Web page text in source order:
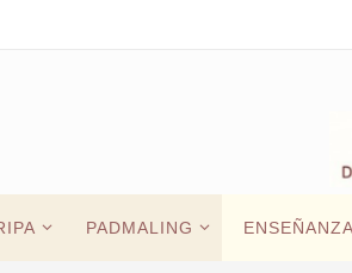
PADMALING